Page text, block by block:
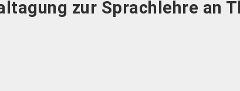
zur Sprachlehre an